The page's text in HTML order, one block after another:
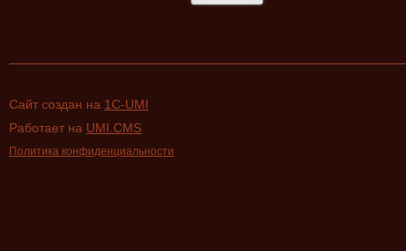
Сайт создан на 1C-UMI
Работает на UMI.CMS
Политика конфиденциальности